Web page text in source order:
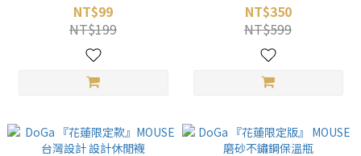
NT$99
NT$199
NT$350
NT$599